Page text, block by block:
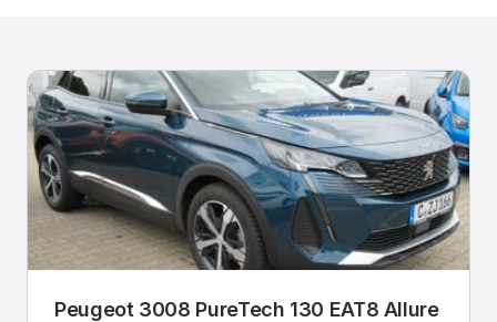
Peugeot 3008 PureTech 130 EAT8 Allure